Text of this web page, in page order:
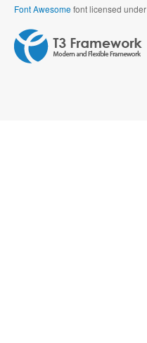
Font Awesomefont licensed under